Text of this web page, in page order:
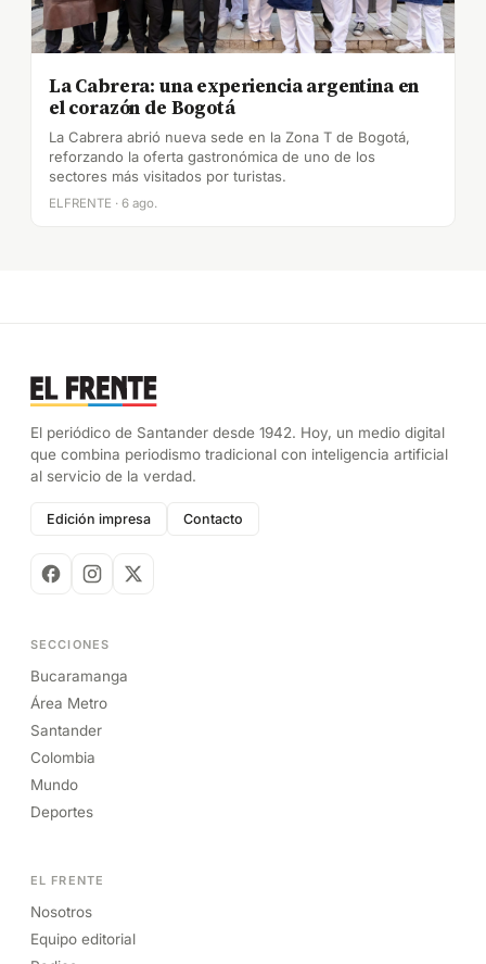
La Cabrera: una experiencia argentina en
el corazón de Bogotá
La Cabrera abrió nueva sede en la Zona T de Bogotá,
reforzando la oferta gastronómica de uno de los
sectores más visitados por turistas.
ELFRENTE · 6 ago.
El periódico de Santander desde 1942. Hoy, un medio digital
que combina periodismo tradicional con inteligencia artificial
al servicio de la verdad.
Edición impresa Contacto
SECCIONES
Bucaramanga
Área Metro
Santander
Colombia
Mundo
Deportes
EL FRENTE
Nosotros
Equipo editorial